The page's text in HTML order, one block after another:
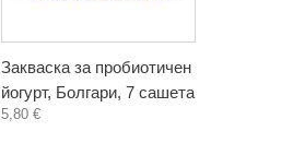
Закваска за пробиотичен
йогурт, Болгари, 7 сашета
5,80 €